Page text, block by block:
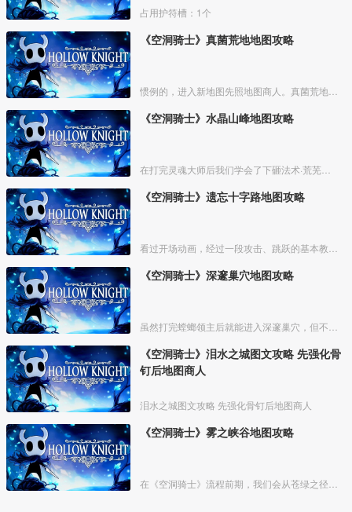
占用护符槽：1个
《空洞骑士》真菌荒地地图攻略
《空洞骑士》水晶山峰地图攻略
《空洞骑士》遗忘十字路地图攻略
《空洞骑士》深邃巢穴地图攻略
《空洞骑士》泪水之城图文攻略 先强化骨
钉后地图商人
泪水之城图文攻略 先强化骨钉后地图商人
《空洞骑士》雾之峡谷地图攻略